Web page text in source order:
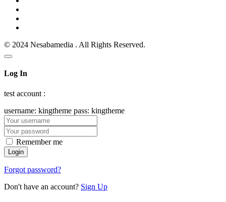
© 2024 Nesabamedia . All Rights Reserved.
Log In
test account :
username: kingtheme pass: kingtheme
Remember me
Forgot password?
Don't have an account? Sign Up